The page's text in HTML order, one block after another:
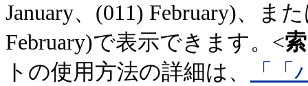
January、(011) February)、ま
February)で表示できます。<
トの使用方法の詳細は、
「